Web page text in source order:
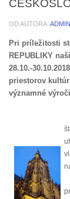
OD AUTORA: ADMIN
Pri príležitosti
REPUBLIKY
28.10.-
priestorov
významné